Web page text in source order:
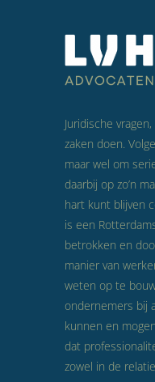
Juridische
zaken doen.
maar wel om
daarbij op zo’n
hart kunt blijven
is een
betrokken en
manier van
weten op te
ondernemers bij
kunnen en
dat
zowel in de